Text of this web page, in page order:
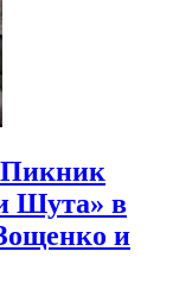
Шута» в
и